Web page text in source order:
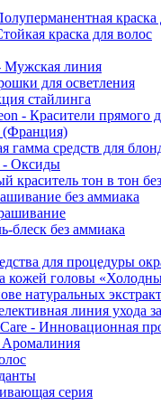
краска
краска для волос
Мужская линия
для осветления
стайлинга
- Красители прямого
(Франция)
гамма средств для
- Оксиды
краситель тон в тон
без аммиака
блеск без аммиака
для процедуры
кожей головы
натуральных
линия ухода
- Инновационная
серия